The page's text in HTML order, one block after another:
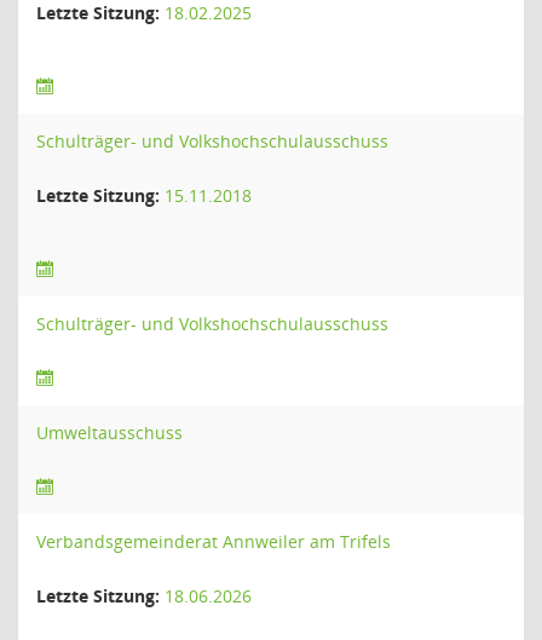
Letzte Sitzung: 18.02.2025
Schulträger- und Volkshochschulausschuss
Letzte Sitzung: 15.11.2018
Schulträger- und Volkshochschulausschuss
Umweltausschuss
Verbandsgemeinderat Annweiler am Trifels
Letzte Sitzung: 18.06.2026